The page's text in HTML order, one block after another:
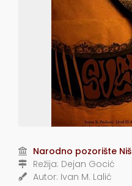
Narodno pozorište Niš
Režija: Dejan Gocić
Autor: Ivan M. Lalić